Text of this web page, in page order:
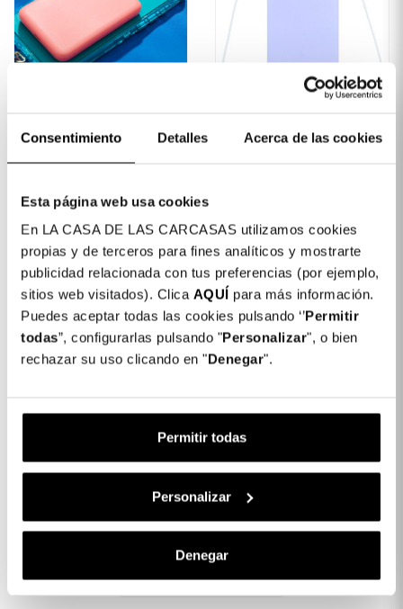
Consentimiento Detalles Acerca de las cookies
Esta página web usa cookies
En LA CASA DE LAS CARCASAS utilizamos cookies
propias y de terceros para fines analíticos y mostrarte
publicidad relacionada con tus preferencias (por ejemplo,
sitios web visitados). Clica AQUÍ para más información.
Puedes aceptar todas las cookies pulsando ‘’Permitir
todas”, configurarlas pulsando "Personalizar", o bien
rechazar su uso clicando en "Denegar".
Permitir todas
Personalizar
Denegar
Compatible Con MagSafe
10000 MAh
39,99 €
Power Bank Ultrafina
5000 MAh
34,99 €
Fora de
FORA DE STOCK